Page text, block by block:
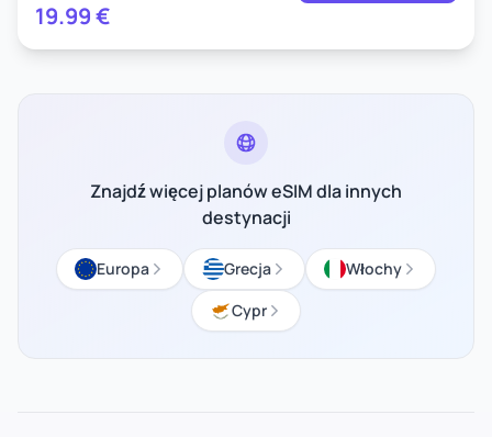
19.99€
Znajdź więcej planów eSIM dla innych
destynacji
Europa Grecja
Włochy
Cypr